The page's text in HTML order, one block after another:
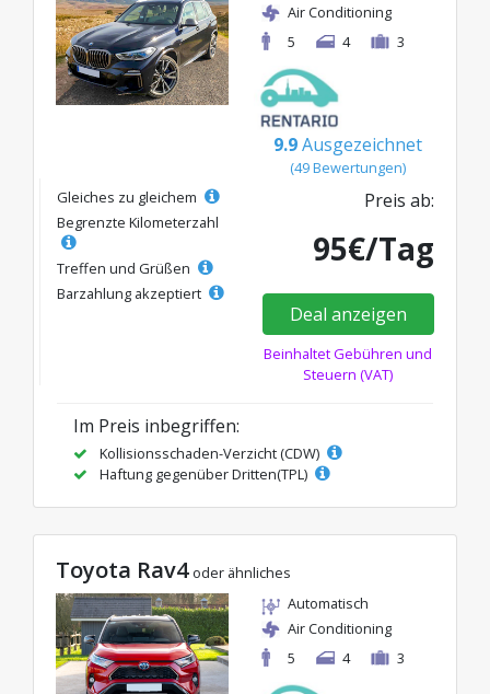
Air Conditioning
5
4 3
9.9Ausgezeichnet
(49 Bewertungen)
Gleiches zu gleichem
Begrenzte Kilometerzahl
Treffen und Grüßen
Barzahlung akzeptiert
Preis ab:
95€/Tag
Deal anzeigen
Beinhaltet Gebühren und
Steuern (VAT)
Im Preis inbegriffen:
Kollisionsschaden-Verzicht (CDW)
Haftung gegenüber Dritten(TPL)
Toyota Rav4 oder ähnliches
Automatisch
Air Conditioning
5
4 3